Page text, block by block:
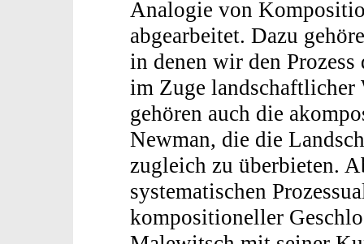
Analogie von
abgearbeitet. Dazu
in denen wir den
im Zuge landschaftlicher
gehören auch die
Newman, die die
zugleich zu überbieten.
systematischen
kompositioneller